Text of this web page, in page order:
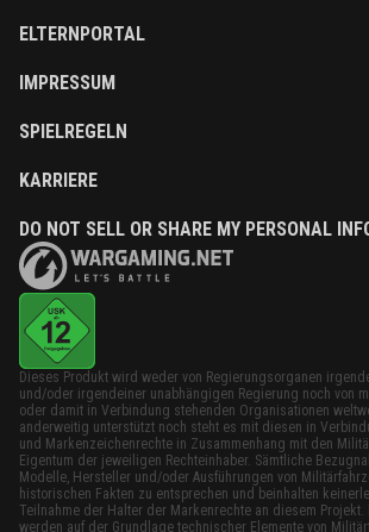
ELTERNPORTAL
IMPRESSUM
SPIELREGELN
KARRIERE
DO NOT SELL OR SHARE MY PERSONAL
Dieses Produkt wird weder von Regierungsorganen
und/oder irgendeiner unabhängigen Regierung noch von
oder damit in Verbindung stehenden Organisationen
anderweitig unterstützt noch steht es mit diesen in
und Markenzeichenrechte in Zusammenhang mit den
Eigentum der jeweiligen Rechteinhaber. Sämtliche
Modelle, Hersteller und/oder Ausführungen von
historischen Fakten zu entsprechen und beinhalten
Teilnahme der Halter der Markenrechte an diesem
werden auf der Grundlage technischer Elemente von